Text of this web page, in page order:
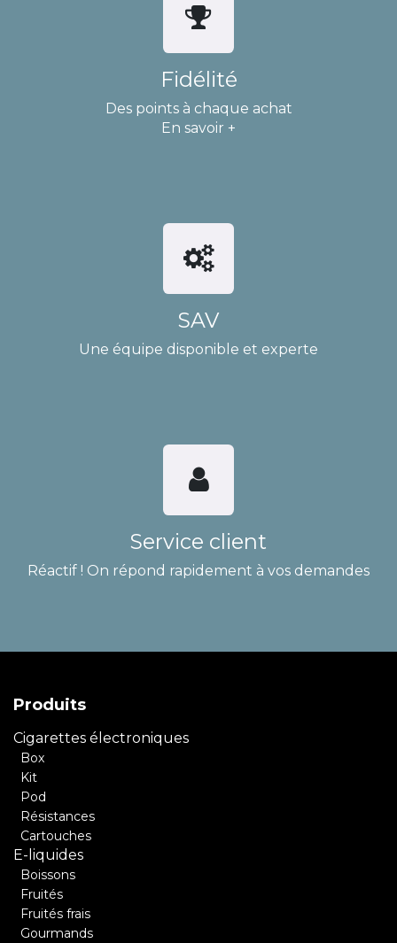
Fidélité
Des points à chaque achat
En savoir +
SAV
Une équipe disponible et experte
Service client
Réactif ! On répond rapidement à vos demandes
Produits
Cigarettes électroniques
Box
Kit
Pod
Résistances
Cartouches
E-liquides
Boissons
Fruités
Fruités frais
Gourmands